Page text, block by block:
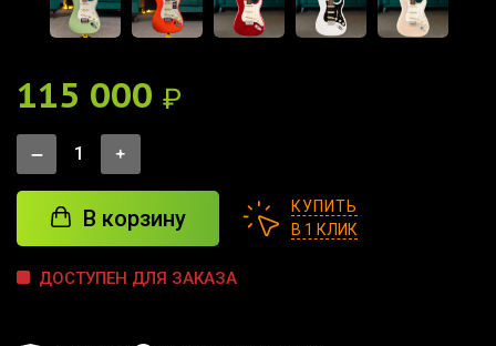
115 000 ₽
В корзину
КУПИТЬ
В 1 КЛИК
ДОСТУПЕН ДЛЯ ЗАКАЗА